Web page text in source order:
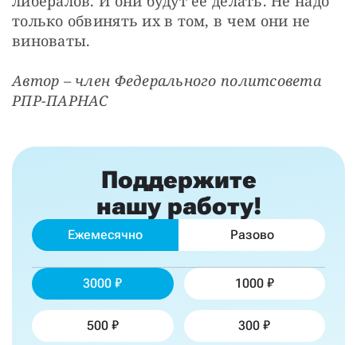
только обвинять их в том, в чем они не
виноваты.
Автор – член Федерального политсовета
РПР-ПАРНАС
Поддержите
нашу работу!
Ежемесячно Разово
3000 1000
500 300